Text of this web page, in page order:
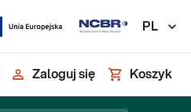
PL
Zaloguj się Koszyk